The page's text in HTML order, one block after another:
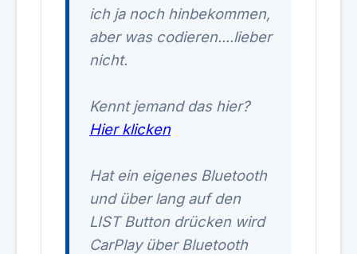
ich ja noch hinbekommen,
aber was codieren....lieber
nicht.
Kennt jemand das hier?
Hier klicken
Hat ein eigenes Bluetooth
und über lang auf den
LIST Button drücken wird
CarPlay über Bluetooth